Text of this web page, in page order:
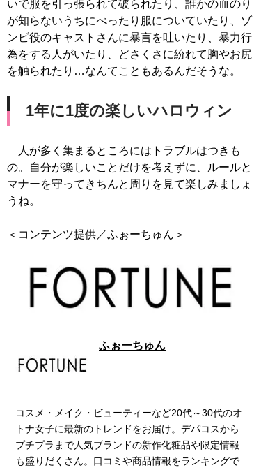
いで服を引っ張られて破られたり、誰かの血のり
が知らないうちにべったり服についていたり、ゾ
ンビ役のキャストさんに暴言を吐いたり、暴力行
為をする人がいたり、どさくさに紛れて胸やお尻
を触られたり…なんてこともあるんだそうな。
1年に1度の楽しいハロウィン
人が多く集まるところにはトラブルはつきも
の。自分が楽しいことだけを考えずに、ルールと
マナーを守ってきちんと周りを見て楽しみましょ
うね。
＜コンテンツ提供／ふぉーちゅん＞
ふぉーちゅん
コスメ・メイク・ビューティーなど20代～30代のオ
トナ女子に最新のトレンドをお届け。デパコスから
プチプラまで人気ブランドの新作化粧品や限定情報
も盛りだくさん。口コミや商品情報をランキングで